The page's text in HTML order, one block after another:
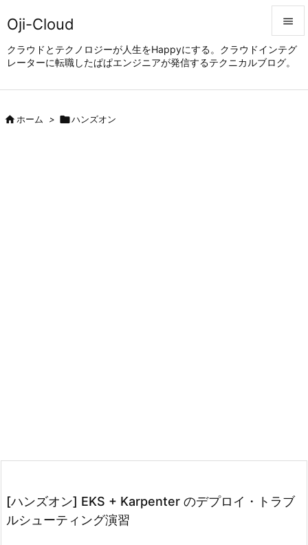
Oji-Cloud
クラウドとテクノロジーが人生をHappyにする。クラウドインテグ
レーターに転職したぱぱエンジニアが発信するテクニカルブログ。


メニュ
ホーム > ハンズオン
[ハンズオン] EKS + Karpenter のデプロイ・トラブ
ルシューティング演習